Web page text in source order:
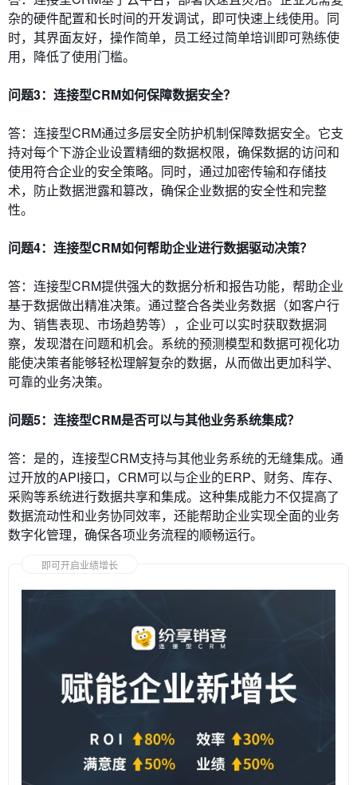
杂的硬件配置和长时间的开发调试，即可快速上线使用。同
时，其界面友好，操作简单，员工经过简单培训即可熟练使
用，降低了使用门槛。
问题3：连接型CRM如何保障数据安全？
答：连接型CRM通过多层安全防护机制保障数据安全。它支
持对每个下游企业设置精细的数据权限，确保数据的访问和
使用符合企业的安全策略。同时，通过加密传输和存储技
术，防止数据泄露和篡改，确保企业数据的安全性和完整
性。
问题4：连接型CRM如何帮助企业进行数据驱动决策？
答：连接型CRM提供强大的数据分析和报告功能，帮助企业
基于数据做出精准决策。通过整合各类业务数据（如客户行
为、销售表现、市场趋势等），企业可以实时获取数据洞
察，发现潜在问题和机会。系统的预测模型和数据可视化功
能使决策者能够轻松理解复杂的数据，从而做出更加科学、
可靠的业务决策。
问题5：连接型CRM是否可以与其他业务系统集成？
答：是的，连接型CRM支持与其他业务系统的无缝集成。通
过开放的API接口，CRM可以与企业的ERP、财务、库存、
采购等系统进行数据共享和集成。这种集成能力不仅提高了
数据流动性和业务协同效率，还能帮助企业实现全面的业务
数字化管理，确保各项业务流程的顺畅运行。
即可开启业绩增长